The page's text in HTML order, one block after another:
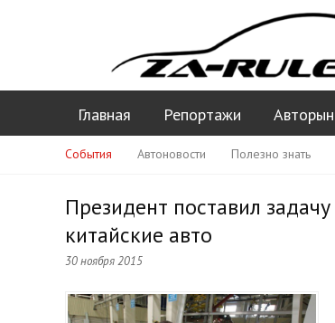
Главная Репортажи
События Автоновости Полезно знать
Президент поставил
китайские авто
30 ноября 2015